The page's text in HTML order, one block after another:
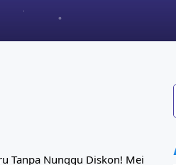
Tanpa Nunggu Diskon! Mei